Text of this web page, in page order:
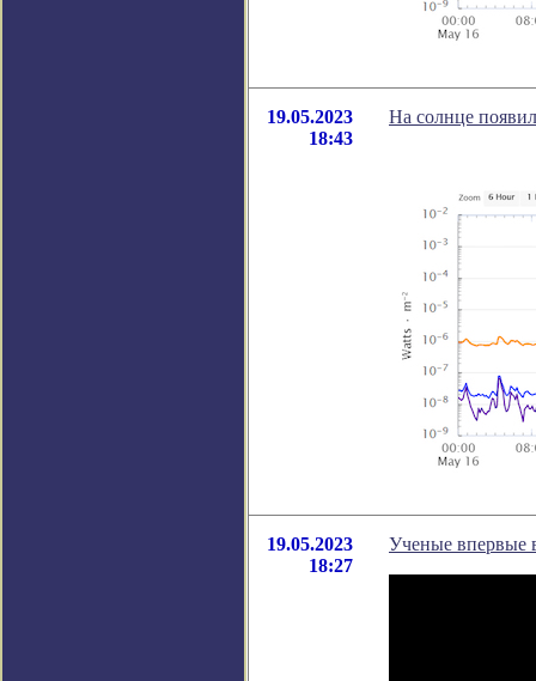
19.05.2023
18:43
На солнце
19.05.2023
18:27
Ученые впервые